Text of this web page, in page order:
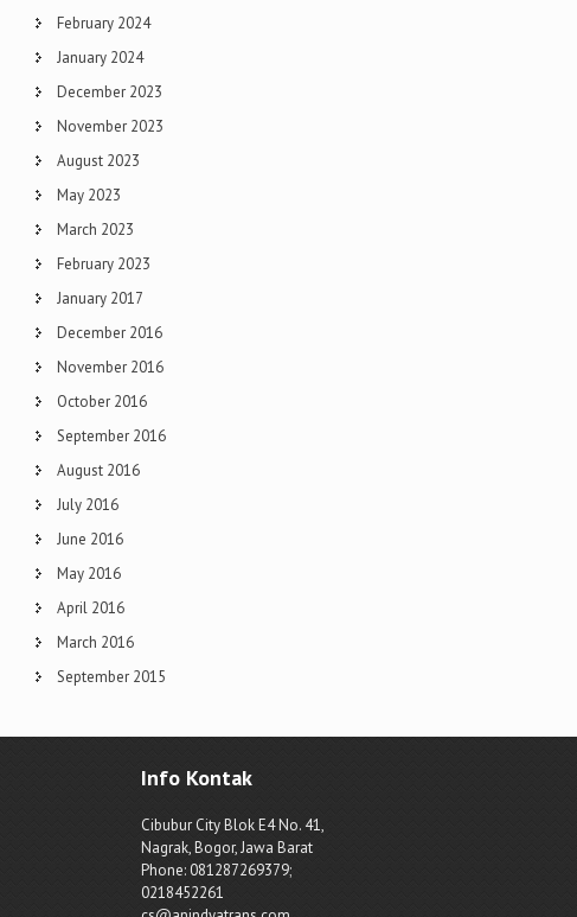
February 2024
January 2024
December 2023
November 2023
August 2023
May 2023
March 2023
February 2023
January 2017
December 2016
November 2016
October 2016
September 2016
August 2016
July 2016
June 2016
May 2016
April 2016
March 2016
September 2015
Info Kontak
Cibubur City Blok E4 No. 41,
Nagrak, Bogor, Jawa Barat
Phone: 081287269379;
0218452261